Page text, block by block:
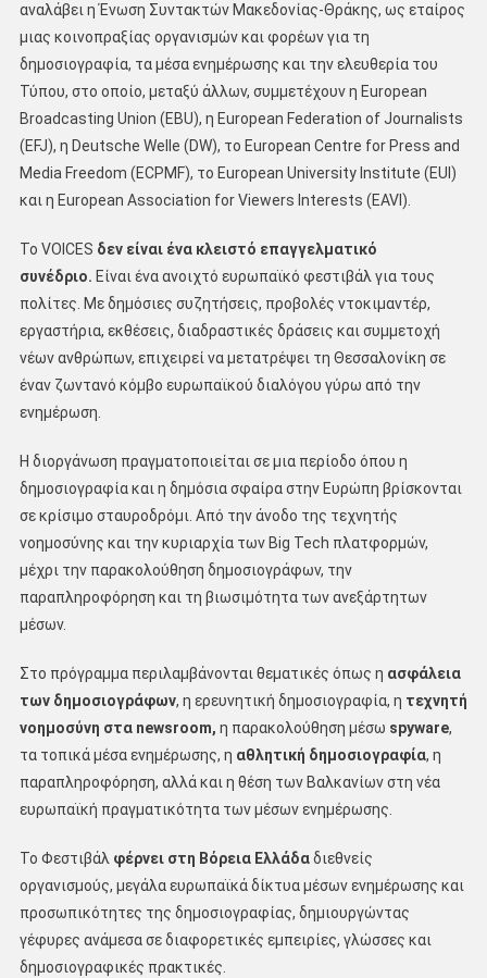
αναλάβει η Ένωση Συντακτών Μακεδονίας-Θράκης, ως εταίρος
μιας κοινοπραξίας οργανισμών και φορέων για τη
δημοσιογραφία, τα μέσα ενημέρωσης και την ελευθερία του
Τύπου, στο οποίο, μεταξύ άλλων, συμμετέχουν η European
Broadcasting Union (EBU), η European Federation of Journalists
(EFJ), η Deutsche Welle (DW), το European Centre for Press and
Media Freedom (ECPMF), το European University Institute (EUI)
και η European Association for Viewers Interests (EAVI).
Το VOICES δεν είναι ένα κλειστό επαγγελματικό
συνέδριο. Είναι ένα ανοιχτό ευρωπαϊκό φεστιβάλ για τους
πολίτες. Με δημόσιες συζητήσεις, προβολές ντοκιμαντέρ,
εργαστήρια, εκθέσεις, διαδραστικές δράσεις και συμμετοχή
νέων ανθρώπων, επιχειρεί να μετατρέψει τη Θεσσαλονίκη σε
έναν ζωντανό κόμβο ευρωπαϊκού διαλόγου γύρω από την
ενημέρωση.
Η διοργάνωση πραγματοποιείται σε μια περίοδο όπου η
δημοσιογραφία και η δημόσια σφαίρα στην Ευρώπη βρίσκονται
σε κρίσιμο σταυροδρόμι. Από την άνοδο της τεχνητής
νοημοσύνης και την κυριαρχία των Big Tech πλατφορμών,
μέχρι την παρακολούθηση δημοσιογράφων, την
παραπληροφόρηση και τη βιωσιμότητα των ανεξάρτητων
μέσων.
Στο πρόγραμμα περιλαμβάνονται θεματικές όπως η ασφάλεια
των δημοσιογράφων, η ερευνητική δημοσιογραφία, η τεχνητή
νοημοσύνη στα newsroom, η παρακολούθηση μέσω spyware,
τα τοπικά μέσα ενημέρωσης, η αθλητική δημοσιογραφία, η
παραπληροφόρηση, αλλά και η θέση των Βαλκανίων στη νέα
ευρωπαϊκή πραγματικότητα των μέσων ενημέρωσης.
Το Φεστιβάλ φέρνει στη Βόρεια Ελλάδαδιεθνείς
οργανισμούς, μεγάλα ευρωπαϊκά δίκτυα μέσων ενημέρωσης και
προσωπικότητες της δημοσιογραφίας, δημιουργώντας
γέφυρες ανάμεσα σε διαφορετικές εμπειρίες, γλώσσες και
δημοσιογραφικές πρακτικές.